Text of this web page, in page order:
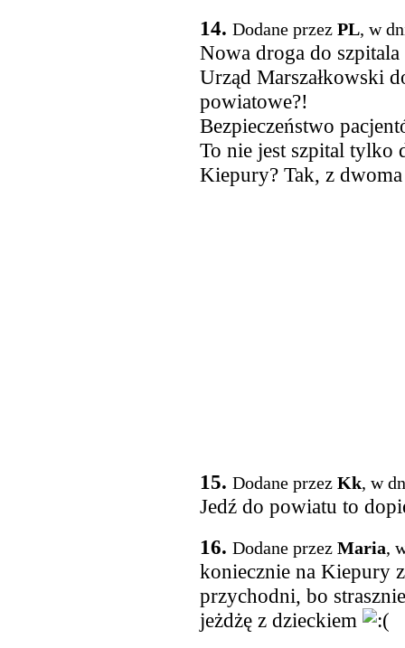
14. Dodane przez PL, w
Nowa droga do
Urząd Marszałkowski
powiatowe?!
Bezpieczeństwo
To nie jest szpital tylko
Kiepury? Tak, z
15. Dodane przez Kk, w
Jedź do powiatu to
16. Dodane przez Maria,
koniecznie na Kiepury
przychodni, bo
jeżdżę z dzieckiem